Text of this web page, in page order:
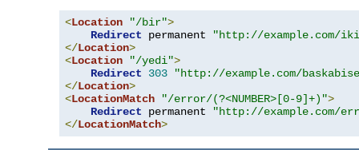
<Location "/bir">
Redirect permanent
"http://example.com/
</Location>
<Location "/yedi">
Redirect
303
"http://example.com/
</Location>
<LocationMatch "/error/(?<NUMBER>[0-9]+)">
Redirect permanent
"http://example.com/
</LocationMatch>